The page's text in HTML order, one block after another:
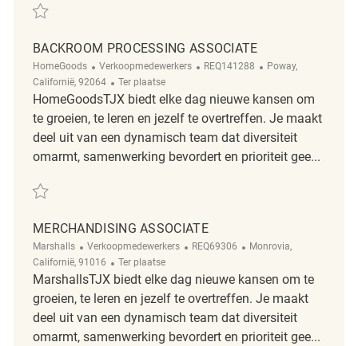
Redden Backroom Processing Associate REQ141950
BACKROOM PROCESSING ASSOCIATE
HomeGoods Categorie
Verkoopmedewerkers ReqId
REQ141288 Plaats
Poway,
Californië, 92064
Afgelegen
Ter plaatse
HomeGoodsTJX biedt elke dag nieuwe kansen om
te groeien, te leren en jezelf te overtreffen. Je maakt
deel uit van een dynamisch team dat diversiteit
omarmt, samenwerking bevordert en prioriteit gee...
Redden Backroom Processing Associate REQ141288
MERCHANDISING ASSOCIATE
Marshalls Categorie
Verkoopmedewerkers ReqId
REQ69306 Plaats
Monrovia,
Californië, 91016
Afgelegen
Ter plaatse
MarshallsTJX biedt elke dag nieuwe kansen om te
groeien, te leren en jezelf te overtreffen. Je maakt
deel uit van een dynamisch team dat diversiteit
omarmt, samenwerking bevordert en prioriteit gee...